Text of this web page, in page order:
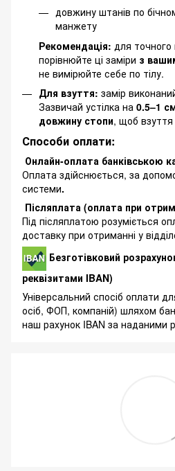
довжину штанів по
манжету
Рекомендація: для точного
порівнюйте ці заміри з
не вимірюйте себе по тілу.
Для взуття: замір
Зазвичай устілка на 0.5–1
довжину стопи, щоб
Способи оплати:
Онлайн-оплата банківською
Оплата здійснюється, за
системи.
Післяплата (оплата при
Під післяплатою розуміється
доставку при отриманні у
Безготівковий
реквізитами IBAN)
Універсальний спосіб оплати
осіб, ФОП, компаній) шляхом
наш рахунок IBAN за наданими